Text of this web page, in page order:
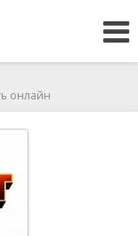
онлайн